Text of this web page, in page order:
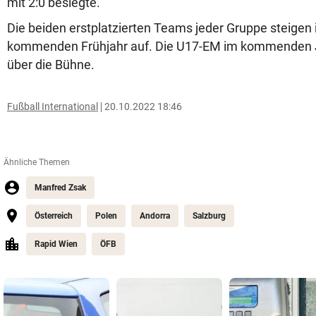
Die beiden erstplatzierten Teams jeder Gruppe steigen
kommenden Frühjahr auf. Die U17-EM im
über die Bühne.
Fußball International 20.10.2022 18:46
Ähnliche Themen
Manfred Zsak
Österreich Polen Andorra Salzburg
Rapid Wien ÖFB